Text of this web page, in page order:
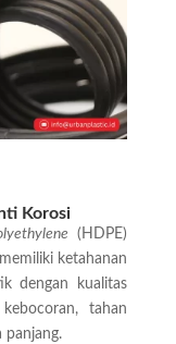
Korosi
(HDPE)
ketahanan
dengan kualitas
tahan
panjang.